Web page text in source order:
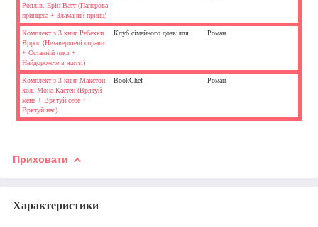
Роялів. Ерін Ватт (Паперова
принцеса + Зламаний принц)
Комплект з 3 книг Ребекки
Яррос (Незавершені справи
+ Останній лист +
Найдорожче в житті)
Клуб сімейного дозвілля Роман
Комплект з 3 книг Макстон-
хол. Мона Кастен (Врятуй
мене + Врятуй себе +
Врятуй нас)
BookChef Роман
Приховати
Характеристики